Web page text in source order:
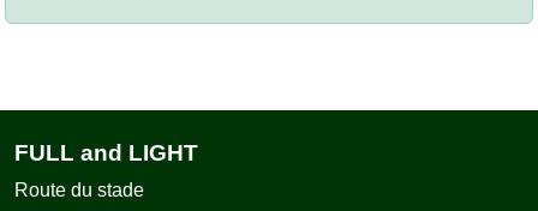
FULL and LIGHT
Route du stade